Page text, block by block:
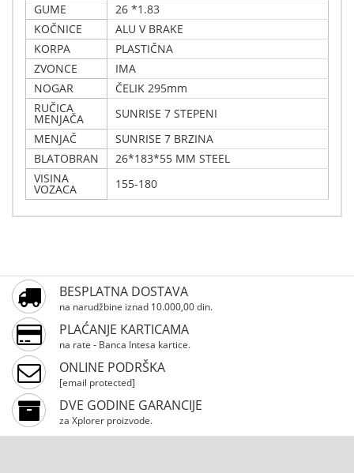
GUME
26 *1.83
KOČNICE
ALU V BRAKE
KORPA
PLASTIČNA
ZVONCE
IMA
NOGAR
ČELIK 295mm
RUČICA
MENJAČA
SUNRISE 7 STEPENI
MENJAČ
SUNRISE 7 BRZINA
BLATOBRAN
26*183*55 MM STEEL
VISINA
VOZACA 155-180
Molimo,prijavite seiliregistrujte
BESPLATNA DOSTAVA
na narudžbine iznad 10.000,00 din.
PLAĆANJE KARTICAMA
na rate - Banca Intesa kartice.
ONLINE PODRŠKA
[email protected]
DVE GODINE GARANCIJE
za Xplorer proizvode.